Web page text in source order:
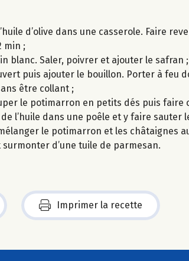
d’olive dans une casserole. Faire
min ;
blanc. Saler, poivrer et ajouter le safran ;
puis ajouter le bouillon. Porter à feu
être collant ;
le potimarron en petits dés puis faire
l’huile dans une poêle et y faire sauter
le potimarron et les châtaignes
d’une tuile de parmesan.
Imprimer la recette